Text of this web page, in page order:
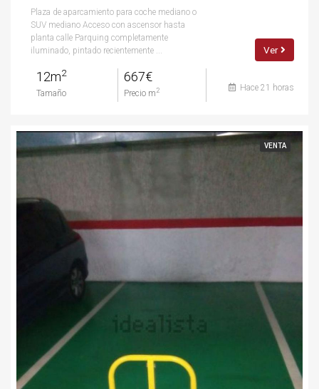
Plaza de aparcamiento para coche mediano o
SUV mediano Acceso con ascensor hasta
planta calle Parquing completamente
iluminado, pintado recientemente ...
12m2
Tamaño
667€
Precio m 2
Ver
Hace 21 horas
VENTA